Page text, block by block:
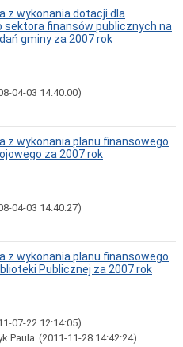
z wykonania dotacji dla
finansów publicznych na
gminy za 2007 rok
04-03 14:40:00)
z wykonania planu finansowego
za 2007 rok
04-03 14:40:27)
z wykonania planu finansowego
Publicznej za 2007 rok
07-22 12:14:05)
Paula (2011-11-28 14:42:24)